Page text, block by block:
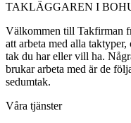
TAKLÄGGAREN I
Välkommen till Takfirman
att arbeta med alla
tak du har eller vill ha.
brukar arbeta med är de
sedumtak.
Våra tjänster